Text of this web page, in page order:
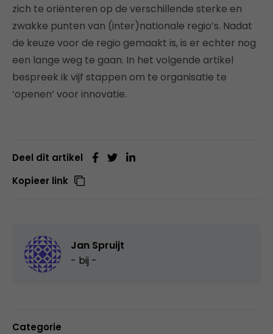
zich te oriënteren op de verschillende sterke en
zwakke punten van (inter)nationale regio’s. Nadat
de keuze voor de regio gemaakt is, is er echter nog
een lange weg te gaan. In het volgende artikel
bespreek ik vijf stappen om te organisatie te
‘openen’ voor innovatie.
Deel dit artikel
Kopieer link
Jan Spruijt
- bij -
Categorie